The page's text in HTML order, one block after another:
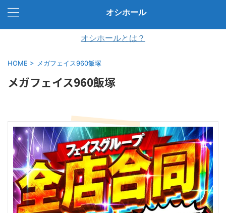
オシホール
オシホールとは？
HOME > メガフェイス960飯塚
メガフェイス960飯塚